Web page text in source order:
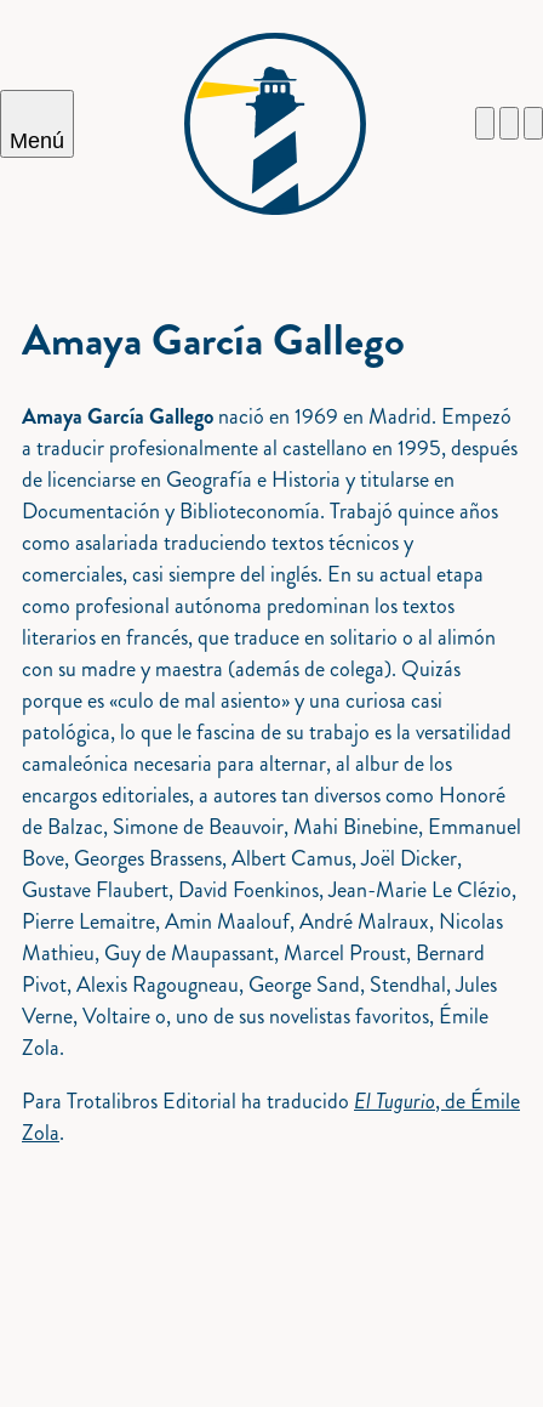
Menú
Amaya García Gallego
Amaya García Gallegonació en 1969 en Madrid. Empezó
a traducir profesionalmente al castellano en 1995, después
de licenciarse en Geografía e Historia y titularse en
Documentación y Biblioteconomía. Trabajó quince años
como asalariada traduciendo textos técnicos y
comerciales, casi siempre del inglés. En su actual etapa
como profesional autónoma predominan los textos
literarios en francés, que traduce en solitario o al alimón
con su madre y maestra (además de colega). Quizás
porque es «culo de mal asiento» y una curiosa casi
patológica, lo que le fascina de su trabajo es la versatilidad
camaleónica necesaria para alternar, al albur de los
encargos editoriales, a autores tan diversos como Honoré
de Balzac, Simone de Beauvoir, Mahi Binebine, Emmanuel
Bove, Georges Brassens, Albert Camus, Joël Dicker,
Gustave Flaubert, David Foenkinos, Jean-Marie Le Clézio,
Pierre Lemaitre, Amin Maalouf, André Malraux, Nicolas
Mathieu, Guy de Maupassant, Marcel Proust, Bernard
Pivot, Alexis Ragougneau, George Sand, Stendhal, Jules
Verne, Voltaire o, uno de sus novelistas favoritos, Émile
Zola.
Para Trotalibros Editorial ha traducido El Tugurio, de Émile
Zola.